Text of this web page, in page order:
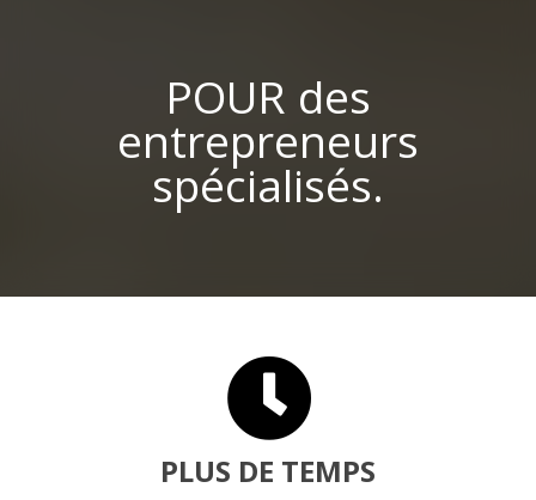
POUR des
entrepreneurs
spécialisés.
PLUS DE TEMPS